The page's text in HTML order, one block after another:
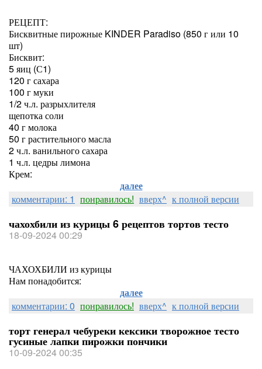
РЕЦЕПТ:
Бисквитные пирожные KINDER Paradiso (850 г или 10
шт)
Бисквит:
5 яиц (С1)
120 г сахара
100 г муки
1/2 ч.л. разрыхлителя
щепотка соли
40 г молока
50 г растительного масла
2 ч.л. ванильного сахара
1 ч.л. цедры лимона
Крем:
далее
комментарии: 1 понравилось! вверх^ к полной версии
чахохбили из курицы 6 рецептов тортов тесто
18-09-2024 00:29
ЧАХОХБИЛИ из курицы
Нам понадобится:
далее
комментарии: 0 понравилось! вверх^ к полной версии
торт генерал чебуреки кексики творожное тесто
гусиные лапки пирожки пончики
10-09-2024 00:35